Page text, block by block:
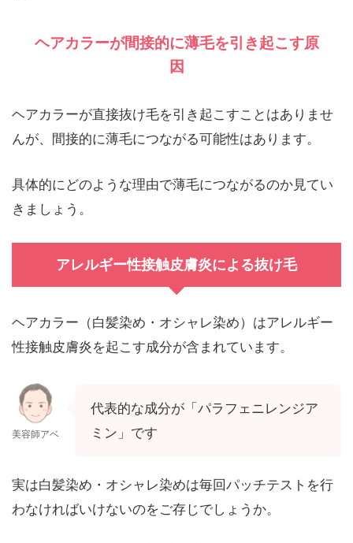
ヘアカラーが間接的に薄毛を引き起こす原
因
ヘアカラーが直接抜け毛を引き起こすことはありませ
んが、間接的に薄毛につながる可能性はあります。
具体的にどのような理由で薄毛につながるのか見てい
きましょう。
アレルギー性接触皮膚炎による抜け毛
ヘアカラー（白髪染め・オシャレ染め）はアレルギー
性接触皮膚炎を起こす成分が含まれています。
美容師アベ
代表的な成分が「パラフェニレンジア
ミン」です
実は白髪染め・オシャレ染めは毎回パッチテストを行
わなければいけないのをご存じでしょうか。